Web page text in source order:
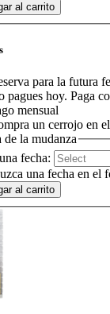
al carrito
para la futura
pagues hoy. Paga
mensual
un cerrojo en
de la mudanza
fecha:
una fecha en el
al carrito